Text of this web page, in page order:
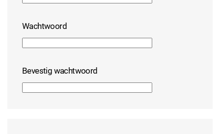
Wachtwoord
Bevestig wachtwoord